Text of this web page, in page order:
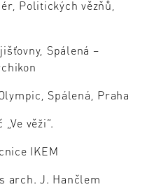
Politických vězňů,
Spálená –
Spálená, Praha
věži“.
IKEM
arch. J. Hančlem